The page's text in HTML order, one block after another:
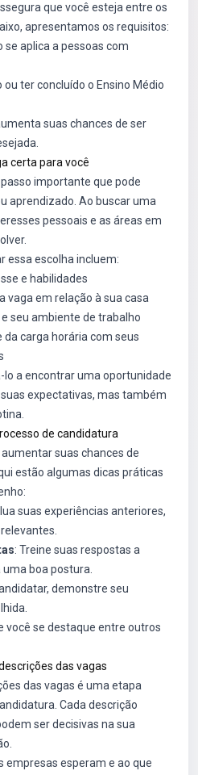
que você esteja entre os
apresentamos os requisitos:
se aplica a pessoas com
ter concluído o Ensino Médio
suas chances de ser
certa para você
importante que pode
aprendizado. Ao buscar uma
pessoais e as áreas em
essa escolha incluem:
e habilidades
vaga em relação à sua casa
seu ambiente de trabalho
carga horária com seus
lo a encontrar uma oportunidade
expectativas, mas também
de candidatura
suas chances de
estão algumas dicas práticas
suas experiências anteriores,
: Treine suas respostas a
boa postura.
demonstre seu
você se destaque entre outros
das vagas
das vagas é uma etapa
Cada descrição
ser decisivas na sua
empresas esperam e ao que